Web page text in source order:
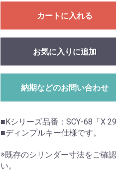
カートに入れる
お気に入りに追加
納期などのお問い合わせ
■Kシリーズ品番：SCY-68「X
■ディンプルキー仕様です。
※既存のシリンダー寸法をご確
い。